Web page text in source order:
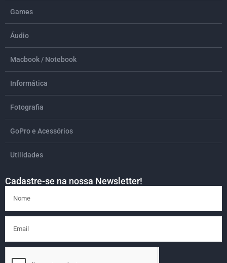
Games
Áudio
Macbook / Notebook
Informática
Fotografia
GoPro e Acessórios
Utilidades
Cadastre-se na nossa Newsletter!